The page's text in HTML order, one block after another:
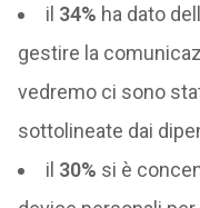
il 34% ha dato
gestire la
vedremo ci sono
sottolineate dai
il 30% si è